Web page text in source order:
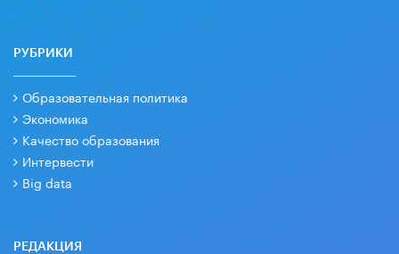
РУБРИКИ
Образовательная политика
Экономика
Качество образования
Интервести
Big data
РЕДАКЦИЯ